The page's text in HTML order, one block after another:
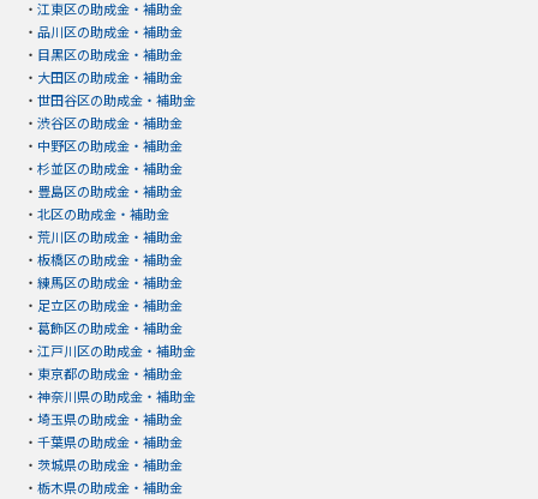
・ 江東区の助成金・補助金
・ 品川区の助成金・補助金
・ 目黒区の助成金・補助金
・ 大田区の助成金・補助金
・ 世田谷区の助成金・補助金
・ 渋谷区の助成金・補助金
・ 中野区の助成金・補助金
・ 杉並区の助成金・補助金
・ 豊島区の助成金・補助金
・ 北区の助成金・補助金
・ 荒川区の助成金・補助金
・ 板橋区の助成金・補助金
・ 練馬区の助成金・補助金
・ 足立区の助成金・補助金
・ 葛飾区の助成金・補助金
・ 江戸川区の助成金・補助金
・ 東京都の助成金・補助金
・ 神奈川県の助成金・補助金
・ 埼玉県の助成金・補助金
・ 千葉県の助成金・補助金
・ 茨城県の助成金・補助金
・ 栃木県の助成金・補助金